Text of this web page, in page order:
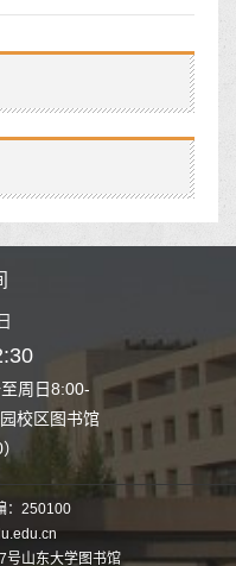
周日8:00-
校区图书馆
人工服务时间
22:00（兴隆山
：250100
号山东大学图书馆